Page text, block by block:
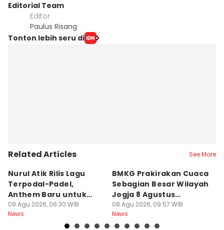
Editorial Team
Editor
Paulus Risang
Tonton lebih seru di
Related Articles See More
Nurul Atik Rilis Lagu
Terpodal-Padel,
Anthem Baru untuk
Pencinta Padel
09 Agu 2026, 06:30 WIB
News
BMKG Prakirakan Cuaca
Sebagian Besar Wilayah
Jogja 8 Agustus
Berawan
08 Agu 2026, 09:57 WIB
News